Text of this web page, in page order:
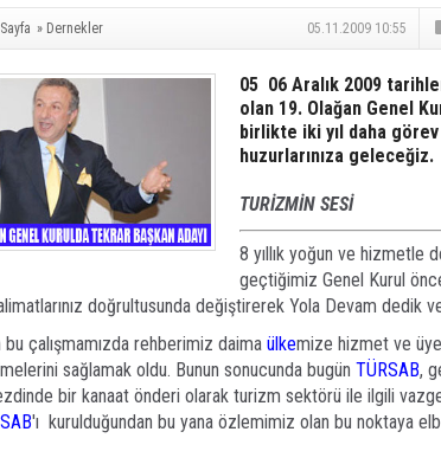
» Dernekler 05.11.2009 10:55
05  06 Aralık 2009
olan 19. Olağan Genel
birlikte iki yıl daha
huzurlarınıza geleceğiz.
TURİZMİN SESİ
8 yıllık yoğun ve hizmetle
geçtiğimiz Genel Kurul
doğrultusunda değiştirerek Yola Devam dedik
çalışmamızda rehberimiz daima ülkemize hizmet ve
sağlamak oldu. Bunun sonucunda bugün TÜRSAB,
bir kanaat önderi olarak turizm sektörü ile ilgili
'ı kurulduğundan bu yana özlemimiz olan bu noktaya